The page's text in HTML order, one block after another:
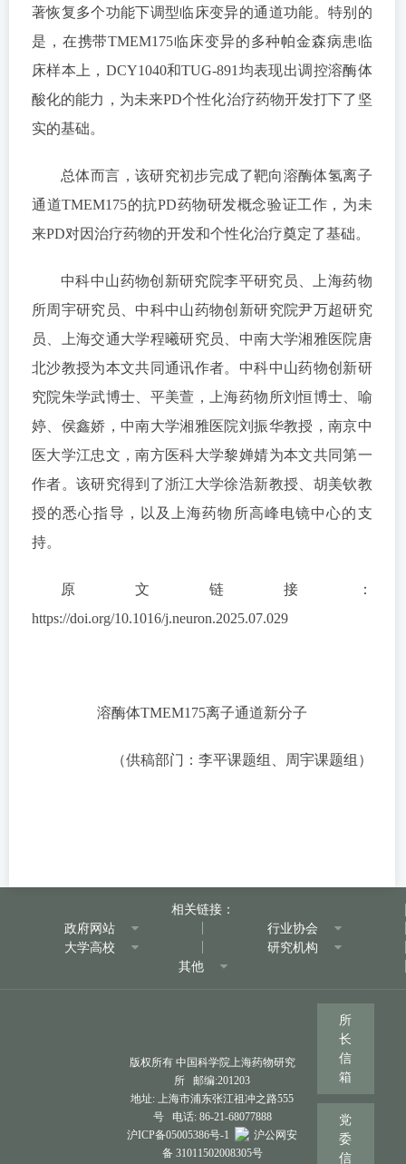
著恢复多个功能下调型临床变异的通道功能。特别的
是，在携带TMEM175临床变异的多种帕金森病患临
床样本上，DCY1040和TUG-891均表现出调控溶酶体
酸化的能力，为未来PD个性化治疗药物开发打下了坚
实的基础。
总体而言，该研究初步完成了靶向溶酶体氢离子
通道TMEM175的抗PD药物研发概念验证工作，为未
来PD对因治疗药物的开发和个性化治疗奠定了基础。
中科中山药物创新研究院李平研究员、上海药物
所周宇研究员、中科中山药物创新研究院尹万超研究
员、上海交通大学程曦研究员、中南大学湘雅医院唐
北沙教授为本文共同通讯作者。中科中山药物创新研
究院朱学武博士、平美萱，上海药物所刘恒博士、喻
婷、侯鑫娇，中南大学湘雅医院刘振华教授，南京中
医大学江忠文，南方医科大学黎婵婧为本文共同第一
作者。该研究得到了浙江大学徐浩新教授、胡美钦教
授的悉心指导，以及上海药物所高峰电镜中心的支
持。
原文链接：
https://doi.org/10.1016/j.neuron.2025.07.029
溶酶体TMEM175离子通道新分子
（供稿部门：李平课题组、周宇课题组）
相关链接：
政府网站
行业协会
大学高校
研究机构
其他
版权所有 中国科学院上海药物研究
所 邮编:201203
地址: 上海市浦东张江祖冲之路555
号 电话: 86-21-68077888
沪ICP备05005386号-1
沪公网安
备 31011502008305号
所
长
信
箱
党
委
信